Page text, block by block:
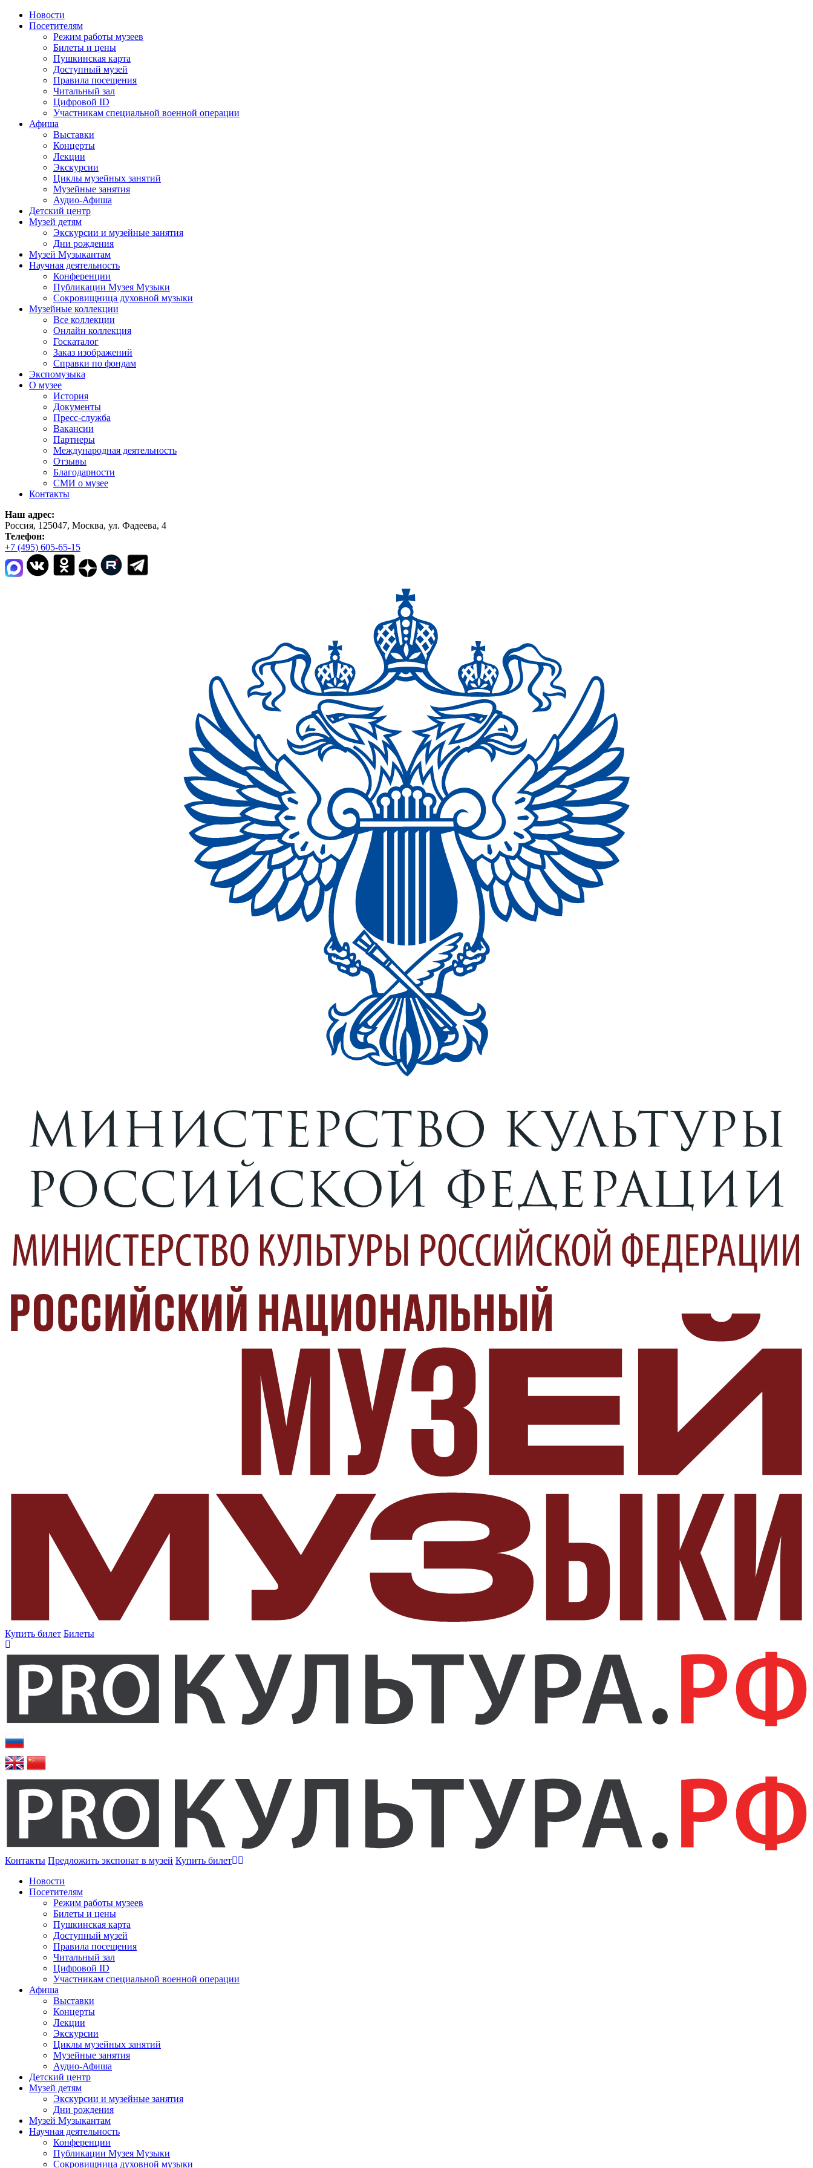
Новости
Посетителям
Режим работы музеев
Билеты и цены
Пушкинская карта
Доступный музей
Правила посещения
Читальный зал
Цифровой ID
Участникам специальной военной операции
Афиша
Выставки
Концерты
Лекции
Экскурсии
Циклы музейных занятий
Музейные занятия
Аудио-Афиша
Детский центр
Музей детям
Экскурсии и музейные занятия
Дни рождения
Музей Музыкантам
Научная деятельность
Конференции
Публикации Музея Музыки
Сокровищница духовной музыки
Музейные коллекции
Все коллекции
Онлайн коллекция
Госкаталог
Заказ изображений
Справки по фондам
Экспомузыка
О музее
История
Документы
Пресс-служба
Вакансии
Партнеры
Международная деятельность
Отзывы
Благодарности
СМИ о музее
Контакты
Наш адрес:
Россия, 125047, Москва, ул. Фадеева, 4
Телефон:
+7 (495) 605-65-15
Купить билет Билеты
Контакты Предложить экспонат в музей Купить билет
Новости
Посетителям
Режим работы музеев
Билеты и цены
Пушкинская карта
Доступный музей
Правила посещения
Читальный зал
Цифровой ID
Участникам специальной военной операции
Афиша
Выставки
Концерты
Лекции
Экскурсии
Циклы музейных занятий
Музейные занятия
Аудио-Афиша
Детский центр
Музей детям
Экскурсии и музейные занятия
Дни рождения
Музей Музыкантам
Научная деятельность
Конференции
Публикации Музея Музыки
Сокровищница духовной музыки